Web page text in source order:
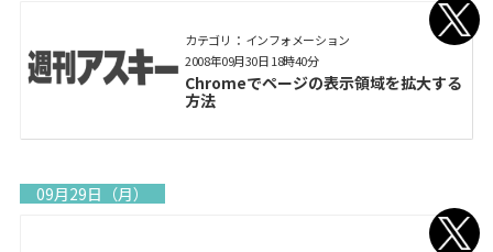
カテゴリ： インフォメーション
Chromeでページの表示領域を拡大する
方法
2008年09月30日 18時40分
09月29日（月）